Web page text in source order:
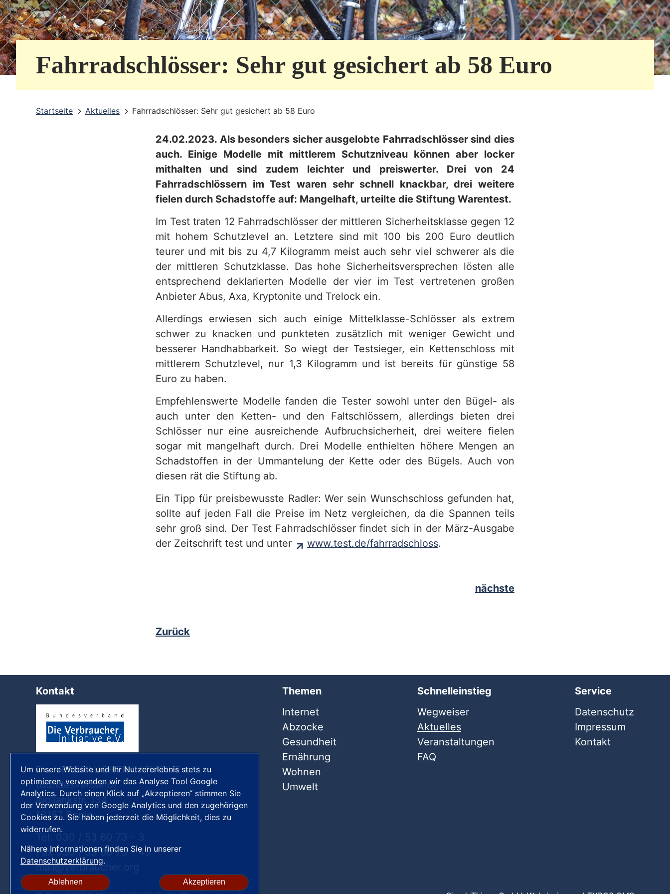
Fahrradschlösser: Sehr gut gesichert ab 58 Euro
Startseite Aktuelles Fahrradschlösser: Sehr gut gesichert ab 58 Euro
24.02.2023. Als besonders sicher ausgelobte Fahrradschlösser sind dies
auch. Einige Modelle mit mittlerem Schutzniveau können aber locker
mithalten und sind zudem leichter und preiswerter. Drei von 24
Fahrradschlössern im Test waren sehr schnell knackbar, drei weitere
fielen durch Schadstoffe auf: Mangelhaft, urteilte die Stiftung Warentest.
Im Test traten 12 Fahrradschlösser der mittleren Sicherheitsklasse gegen 12
mit hohem Schutzlevel an. Letztere sind mit 100 bis 200 Euro deutlich
teurer und mit bis zu 4,7 Kilogramm meist auch sehr viel schwerer als die
der mittleren Schutzklasse. Das hohe Sicherheitsversprechen lösten alle
entsprechend deklarierten Modelle der vier im Test vertretenen großen
Anbieter Abus, Axa, Kryptonite und Trelock ein.
Allerdings erwiesen sich auch einige Mittelklasse-Schlösser als extrem
schwer zu knacken und punkteten zusätzlich mit weniger Gewicht und
besserer Handhabbarkeit. So wiegt der Testsieger, ein Kettenschloss mit
mittlerem Schutzlevel, nur 1,3 Kilogramm und ist bereits für günstige 58
Euro zu haben.
Empfehlenswerte Modelle fanden die Tester sowohl unter den Bügel- als
auch unter den Ketten- und den Faltschlössern, allerdings bieten drei
Schlösser nur eine ausreichende Aufbruchsicherheit, drei weitere fielen
sogar mit mangelhaft durch. Drei Modelle enthielten höhere Mengen an
Schadstoffen in der Ummantelung der Kette oder des Bügels. Auch von
diesen rät die Stiftung ab.
Ein Tipp für preisbewusste Radler: Wer sein Wunschschloss gefunden hat,
sollte auf jeden Fall die Preise im Netz vergleichen, da die Spannen teils
sehr groß sind. Der Test Fahrradschlösser findet sich in der März-Ausgabe
der Zeitschrift test und unter
www.test.de/fahrradschloss.
nächste
Zurück
e
r
v
i
Kontakt
Die VERBRAUCHER INITIATIVE e.V.
(Bundesverband)
Wollankstr. 134
13187 Berlin
Fax 030 / 53 60 73 - 45
mail
verbraucher
Themen
Internet
Abzocke
Gesundheit
Ernährung
Wohnen
Umwelt
Schnelleinstieg
Wegweiser
Aktuelles
Veranstaltungen
FAQ
Service
Datenschutz
Impressum
Kontakt
Um unsere Website und Ihr Nutzererlebnis stets zu
optimieren, verwenden wir das Analyse Tool Google
Analytics. Durch einen Klick auf „Akzeptieren“ stimmen Sie
der Verwendung von Google Analytics und den zugehörigen
Cookies zu. Sie haben jederzeit die Möglichkeit, dies zu
widerrufen.
Nähere Informationen finden Sie in unserer
Datenschutzerklärung.
Ablehnen Akzeptieren